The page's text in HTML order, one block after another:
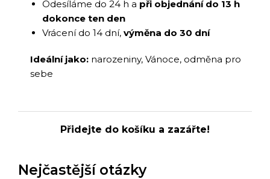
Odesíláme do 24 h a při objednání do 13 h
dokonce ten den
Vrácení do 14 dní, výměna do 30 dní
Ideální jako: narozeniny, Vánoce, odměna pro
sebe
Přidejte do košíku a zazářte!
Nejčastější otázky